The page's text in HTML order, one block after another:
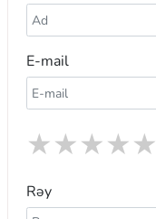
E-mail
★
★
★
★
★
Rəy